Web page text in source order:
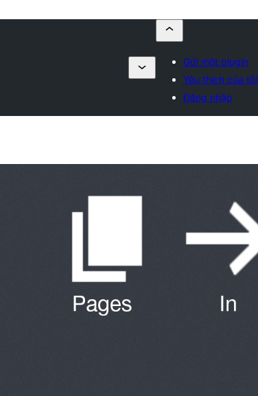
Gửi một plugin
Yêu thích của tôi
Đăng nhập